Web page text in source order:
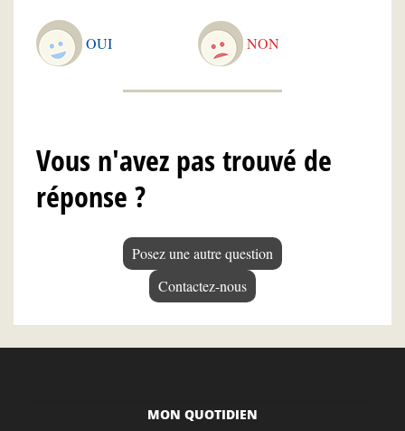
OUI NON
Vous n'avez pas trouvé de
réponse ?
Posez une autre question
Contactez-nous
MON QUOTIDIEN